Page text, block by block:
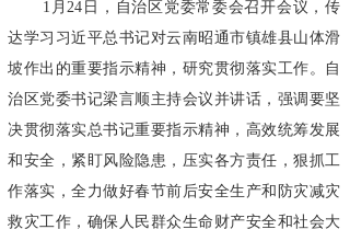
1月24日，自治区党委常委会召开会议，传
达学习习近平总书记对云南昭通市镇雄县山体滑
坡作出的重要指示精神，研究贯彻落实工作。自
治区党委书记梁言顺主持会议并讲话，强调要坚
决贯彻落实总书记重要指示精神，高效统筹发展
和安全，紧盯风险隐患，压实各方责任，狠抓工
作落实，全力做好春节前后安全生产和防灾减灾
救灾工作，确保人民群众生命财产安全和社会大